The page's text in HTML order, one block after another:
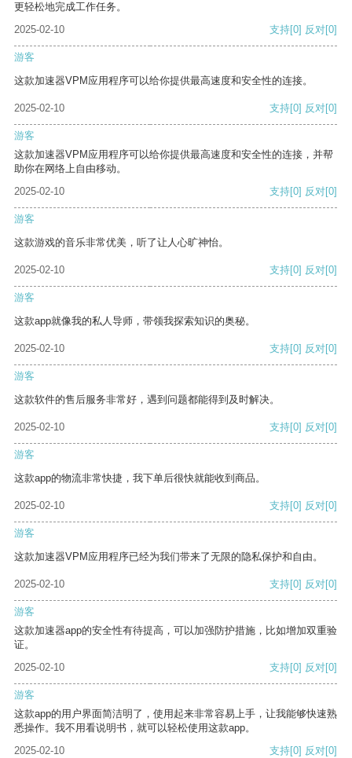
更轻松地完成工作任务。
2025-02-10
支持[0] 反对[0]
游客
这款加速器VPM应用程序可以给你提供最高速度和安全性的连接。
2025-02-10 支持[0] 反对[0]
游客
这款加速器VPM应用程序可以给你提供最高速度和安全性的连接，并帮
助你在网络上自由移动。
2025-02-10
支持[0] 反对[0]
游客
这款游戏的音乐非常优美，听了让人心旷神怡。
2025-02-10 支持[0] 反对[0]
游客
这款app就像我的私人导师，带领我探索知识的奥秘。
2025-02-10 支持[0] 反对[0]
游客
这款软件的售后服务非常好，遇到问题都能得到及时解决。
2025-02-10 支持[0] 反对[0]
游客
这款app的物流非常快捷，我下单后很快就能收到商品。
2025-02-10 支持[0] 反对[0]
游客
这款加速器VPM应用程序已经为我们带来了无限的隐私保护和自由。
2025-02-10 支持[0] 反对[0]
游客
这款加速器app的安全性有待提高，可以加强防护措施，比如增加双重验
证。
2025-02-10
支持[0] 反对[0]
游客
这款app的用户界面简洁明了，使用起来非常容易上手，让我能够快速熟
悉操作。我不用看说明书，就可以轻松使用这款app。
2025-02-10
支持[0] 反对[0]